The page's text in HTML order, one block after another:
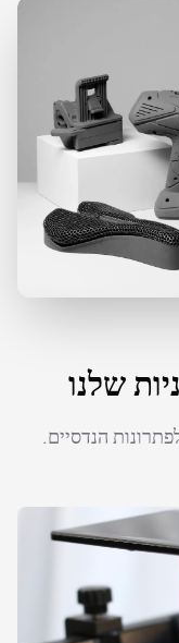
שלנו
הנדסיים.